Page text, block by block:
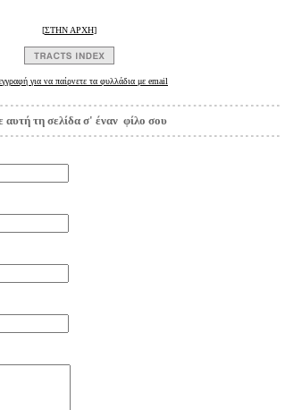
[ΣΤΗΝ ΑΡΧΗ]
για να παίρνετε τα φυλλάδια με email
αυτή τη σελίδα σ' έναν φίλο σου